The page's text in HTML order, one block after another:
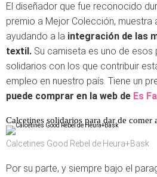
El diseñador que fue reconocido
premio a Mejor Colección, muestra
ayudando a la integración de las
textil. Su camiseta es uno de
solidarios con los que contribuir
empleo en nuestro país. Tiene un
puede comprar en la web de Es
Calcetines solidarios para dar de comer
Calcetines Good Rebel de Heura+Bask
Por su parte, y siempre bajo el